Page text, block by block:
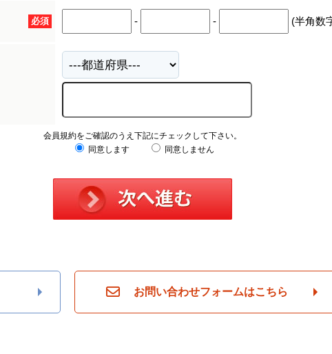
必須 - - (半角数
会員規約をご確認のうえ下記にチェックして下さい。
同意します
同意しません
お問い合わせフォームはこちら